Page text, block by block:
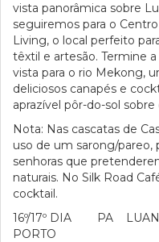
vista panorâmica sobre
seguiremos para o
Living, o local perfeito
têxtil e artesão. Termine
vista para o rio Mekong,
deliciosos canapés e
aprazível pôr-do-sol
Nota: Nas cascatas de
uso de um sarong/pareo,
senhoras que
naturais. No Silk Road
cocktail.
16º/17º DIA PA
PORTO